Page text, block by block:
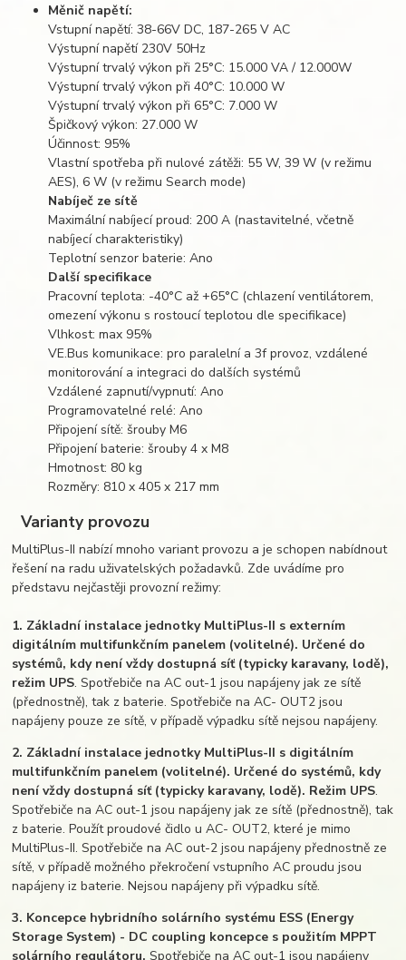
Měnič napětí:
Vstupní napětí: 38-66V DC, 187-265 V AC
Výstupní napětí 230V 50Hz
Výstupní trvalý výkon při 25°C: 15.000 VA / 12.000W
Výstupní trvalý výkon při 40°C: 10.000 W
Výstupní trvalý výkon při 65°C: 7.000 W
Špičkový výkon: 27.000 W
Účinnost: 95%
Vlastní spotřeba při nulové zátěži: 55 W, 39 W (v režimu
AES), 6 W (v režimu Search mode)
Nabíječ ze sítě
Maximální nabíjecí proud: 200 A (nastavitelné, včetně
nabíjecí charakteristiky)
Teplotní senzor baterie: Ano
Další specifikace
Pracovní teplota: -40°C až +65°C (chlazení ventilátorem,
omezení výkonu s rostoucí teplotou dle specifikace)
Vlhkost: max 95%
VE.Bus komunikace: pro paralelní a 3f provoz, vzdálené
monitorování a integraci do dalších systémů
Vzdálené zapnutí/vypnutí: Ano
Programovatelné relé: Ano
Připojení sítě: šrouby M6
Připojení baterie: šrouby 4 x M8
Hmotnost: 80 kg
Rozměry: 810 x 405 x 217 mm
Varianty provozu
MultiPlus-II nabízí mnoho variant provozu a je schopen nabídnout
řešení na radu uživatelských požadavků. Zde uvádíme pro
představu nejčastěji provozní režimy:
1. Základní instalace jednotky MultiPlus-II s externím
digitálním multifunkčním panelem (volitelné). Určené do
systémů, kdy není vždy dostupná síť (typicky karavany, lodě),
režim UPS. Spotřebiče na AC out-1 jsou napájeny jak ze sítě
(přednostně), tak z baterie. Spotřebiče na AC- OUT2 jsou
napájeny pouze ze sítě, v případě výpadku sítě nejsou napájeny.
2. Základní instalace jednotky MultiPlus-II s digitálním
multifunkčním panelem (volitelné). Určené do systémů, kdy
není vždy dostupná síť (typicky karavany, lodě). Režim UPS.
Spotřebiče na AC out-1 jsou napájeny jak ze sítě (přednostně), tak
z baterie. Použít proudové čidlo u AC- OUT2, které je mimo
MultiPlus-II. Spotřebiče na AC out-2 jsou napájeny přednostně ze
sítě, v případě možného překročení vstupního AC proudu jsou
napájeny iz baterie. Nejsou napájeny při výpadku sítě.
3. Koncepce hybridního solárního systému ESS (Energy
Storage System) - DC coupling koncepce s použitím MPPT
solárního regulátoru. Spotřebiče na AC out-1 jsou napájeny